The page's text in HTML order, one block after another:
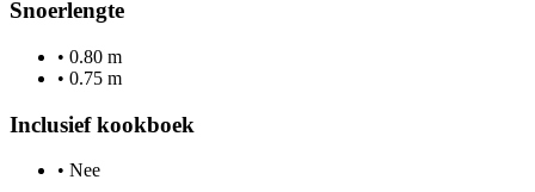
Snoerlengte
• 0.80 m
• 0.75 m
Inclusief kookboek
• Nee